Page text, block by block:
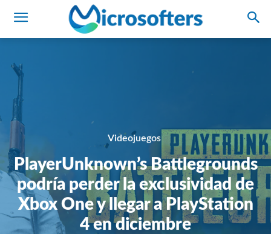
Videojuegos
PlayerUnknown’s Battlegrounds
podría perder la exclusividad de
Xbox One y llegar a PlayStation
4 en diciembre